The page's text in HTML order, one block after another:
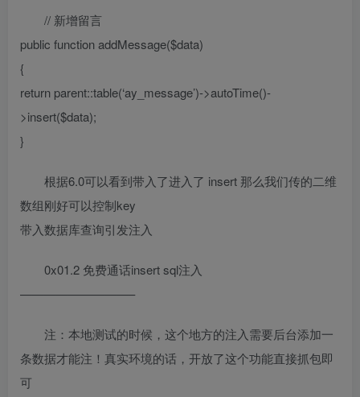
// 新增留言
public function addMessage($data)
{
return parent::table(‘ay_message’)->autoTime()-
>insert($data);
}
根据6.0可以看到带入了进入了 insert 那么我们传的二维
数组刚好可以控制key
带入数据库查询引发注入
0x01.2 免费通话insert sql注入
—————————–
注：本地测试的时候，这个地方的注入需要后台添加一
条数据才能注！真实环境的话，开放了这个功能直接抓包即
可